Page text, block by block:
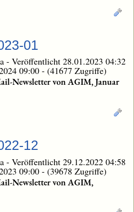
01
- Veröffentlicht 28.01.2023 04:32
09:00 - (41677 Zugriffe)
Newsletter von AGIM, Januar
12
- Veröffentlicht 29.12.2022 04:58
09:00 - (39678 Zugriffe)
Newsletter von AGIM,